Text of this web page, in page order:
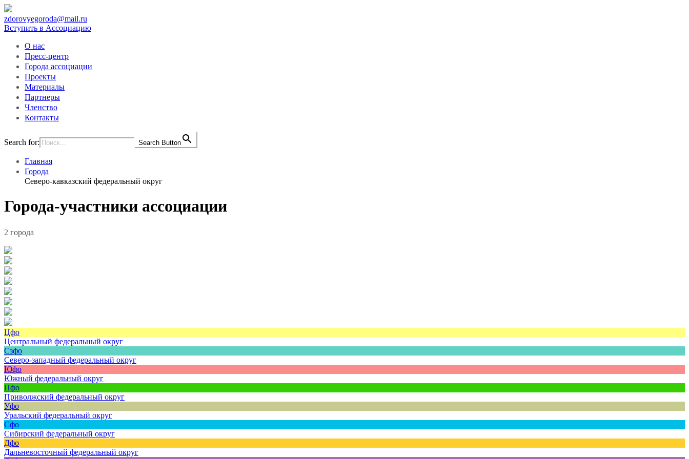
zdorovyegoroda@mail.ru
Вступить в Ассоциацию
О нас
Пресс-центр
Города ассоциации
Проекты
Материалы
Партнеры
Членство
Контакты
Search for: Search Button
Главная
Города
Северо-кавказский федеральный округ
Города-участники ассоциации
2 города
Цфо
Центральный федеральный округ
Сзфо
Северо-западный федеральный округ
Юфо
Южный федеральный округ
Пфо
Приволжский федеральный округ
Уфо
Уральский федеральный округ
Сфо
Сибирский федеральный округ
Дфо
Дальневосточный федеральный округ